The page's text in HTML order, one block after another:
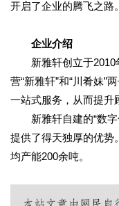
开启了企业的腾飞之路
企业介绍
新雅轩创立于
营“新雅轩”和“川肴妹”
一站式服务，从而提升
新雅轩自建的“数
提供了得天独厚的优势
均产能200余吨。